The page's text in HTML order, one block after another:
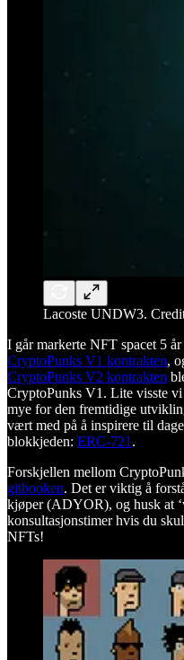
Lacoste UNDW3.
I går markerte NFT spacet 5 år
CryptoPunks V1 kontrakten,
CryptoPunks V2 kontrakten
CryptoPunks V1. Lite visste
mye for den fremtidige
vært med på å inspirere til
blokkjeden: ERC-721 .
Forskjellen mellom
gitbooken. Det er viktig å
kjøper (ADYOR), og husk at
konsultasjonstimer hvis du
NFTs!